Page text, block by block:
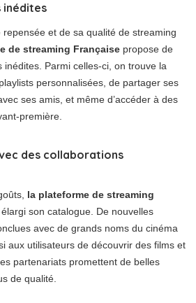
inédites
et de sa qualité de streaming
de streaming Française propose de
inédites. Parmi celles-ci, on trouve la
personnalisées, de partager ses
ses amis, et même d’accéder à des
première.
des collaborations
la plateforme de streaming
son catalogue. De nouvelles
avec de grands noms du cinéma
aux utilisateurs de découvrir des films et
partenariats promettent de belles
de qualité.